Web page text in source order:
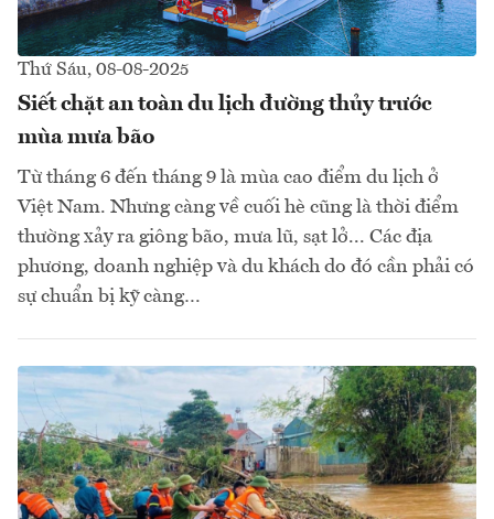
Thứ Sáu, 08-08-2025
Siết chặt an toàn du lịch đường thủy trước
mùa mưa bão
Từ tháng 6 đến tháng 9 là mùa cao điểm du lịch ở
Việt Nam. Nhưng càng về cuối hè cũng là thời điểm
thường xảy ra giông bão, mưa lũ, sạt lở... Các địa
phương, doanh nghiệp và du khách do đó cần phải có
sự chuẩn bị kỹ càng…